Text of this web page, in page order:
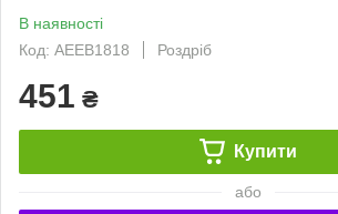
В наявності
Код: AEEB1818
Роздріб
451 ₴
Купити
або